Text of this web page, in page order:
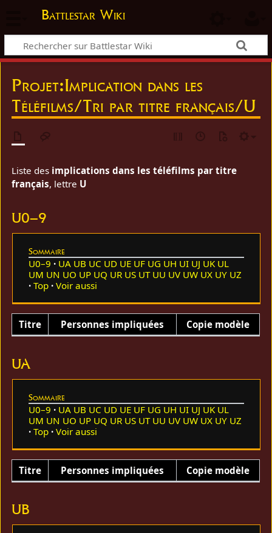
Battlestar Wiki
Projet:Implication dans les
Téléfilms/Tri par titre français/U
Liste des implications dans les téléfilms par titre
français, lettre U
U0–9
Sommaire
U0–9 UA UB UC UD UE UF UG UH UI UJ UK UL
UM UN UO UP UQ UR US UT UU UV UW UX UY UZ
Top
Voir aussi
Titre Personnes impliquées Copie modèle
UA
Sommaire
U0–9 UA UB UC UD UE UF UG UH UI UJ UK UL
UM UN UO UP UQ UR US UT UU UV UW UX UY UZ
Top
Voir aussi
Titre Personnes impliquées Copie modèle
UB